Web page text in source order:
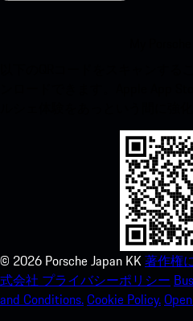
© 2026 Porsche Japan KK著作権
式会社 プライバシーポリシー
and Conditions.Cookie Policy.